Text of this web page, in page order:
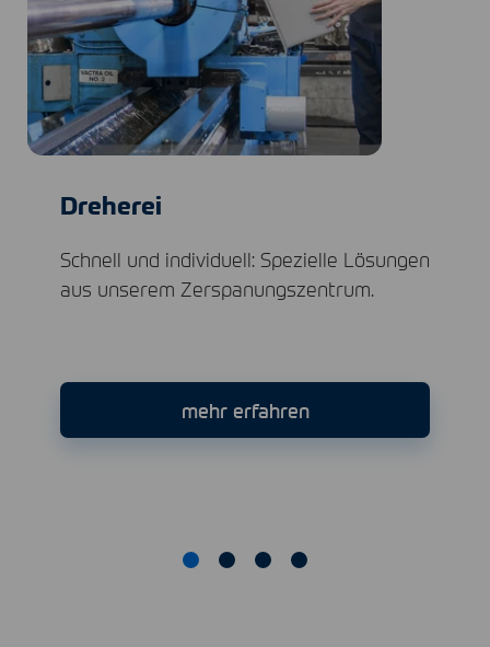
Dreherei
Schnell und individuell: Spezielle Lösungen
aus unserem Zerspanungszentrum.
mehr erfahren